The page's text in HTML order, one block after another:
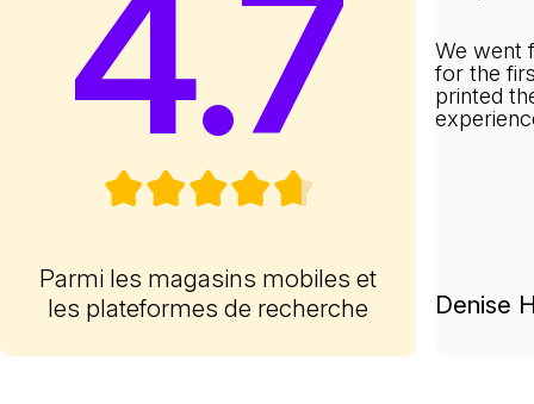
4.7
Parmi les magasins mobiles et
les plateformes de recherche
We went
for the
printed
Denise